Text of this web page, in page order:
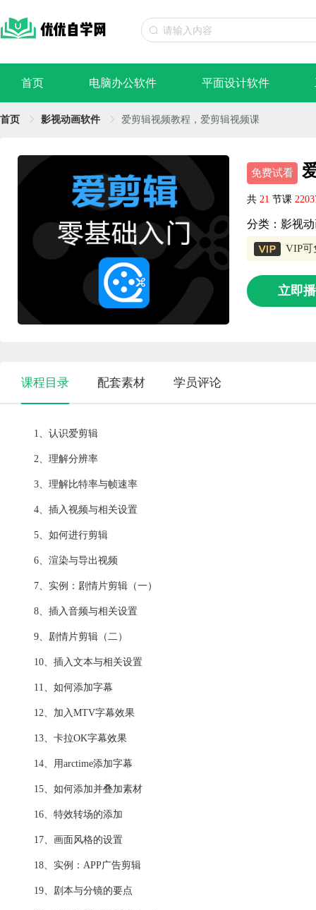
首页 电脑办公软件 平面设计软件
首页 影视动画软件 爱剪辑视频教程，爱剪辑视频课
免费试看
共 21 节课
分类：影视
VIP可
立即
课程目录 配套素材 学员评论
1、认识爱剪辑
2、理解分辨率
3、理解比特率与帧速率
4、插入视频与相关设置
5、如何进行剪辑
6、渲染与导出视频
7、实例：剧情片剪辑（一）
8、插入音频与相关设置
9、剧情片剪辑（二）
10、插入文本与相关设置
11、如何添加字幕
12、加入MTV字幕效果
13、卡拉OK字幕效果
14、用arctime添加字幕
15、如何添加并叠加素材
16、特效转场的添加
17、画面风格的设置
18、实例：APP广告剪辑
19、剧本与分镜的要点